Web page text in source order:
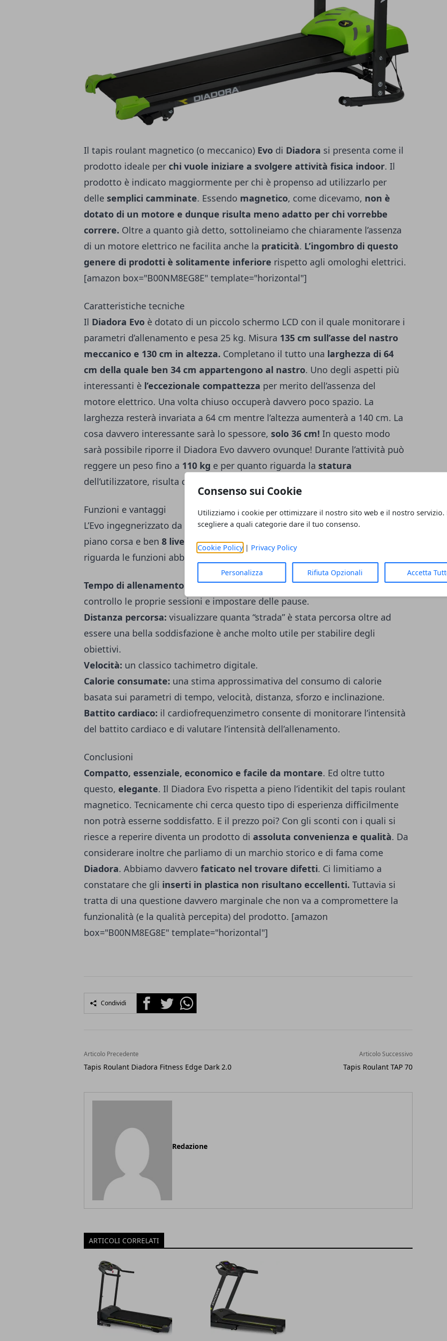
Consenso sui Cookie
Utilizziamo i cookie per ottimizzare il nostro sito web e il nostro servizio.
scegliere a quali categorie dare il tuo consenso.
Cookie Policy| Privacy Policy
Personalizza Rifiuta Opzionali Accetta
Il tapis roulant magnetico (o meccanico) Evo di Diadora si presenta come il
prodotto ideale per chi vuole iniziare a svolgere attività fisica indoor. Il
prodotto è indicato maggiormente per chi è propenso ad utilizzarlo per
delle semplici camminate. Essendo magnetico, come dicevamo, non è
dotato di un motore e dunque risulta meno adatto per chi vorrebbe
correre. Oltre a quanto già detto, sottolineiamo che chiaramente l’assenza
di un motore elettrico ne facilita anche la praticità. L’ingombro di questo
genere di prodotti è solitamente inferiore rispetto agli omologhi elettrici.
[amazon box="B00NM8EG8E" template="horizontal"]
Caratteristiche tecniche
Il Diadora Evo è dotato di un piccolo schermo LCD con il quale monitorare i
parametri d’allenamento e pesa 25 kg. Misura 135 cm sull’asse del nastro
meccanico e 130 cm in altezza. Completano il tutto una larghezza di 64
cm della quale ben 34 cm appartengono al nastro. Uno degli aspetti più
interessanti è l’eccezionale compattezza per merito dell’assenza del
motore elettrico. Una volta chiuso occuperà davvero poco spazio. La
larghezza resterà invariata a 64 cm mentre l’altezza aumenterà a 140 cm. La
cosa davvero interessante sarà lo spessore, solo 36 cm! In questo modo
sarà possibile riporre il Diadora Evo davvero ovunque! Durante l’attività può
reggere un peso fino a 110 kg e per quanto riguarda la statura
dell’utilizzatore, risulta comodo almeno
Funzioni e vantaggi
L’Evo ingegnerizzato da Diadora possiede3 diversi livelli di inclinazione del
piano corsa e ben 8 livelli di sforzo, regolabili manualmente.
riguarda le funzioni abbiamo:
Tempo di allenamento:
un comodo timer con il quale tenere sotto
controllo le proprie sessioni e impostare delle pause.
Distanza percorsa: visualizzare quanta “strada” è stata percorsa oltre ad
essere una bella soddisfazione è anche molto utile per stabilire degli
obiettivi.
Velocità: un classico tachimetro digitale.
Calorie consumate: una stima approssimativa del consumo di calorie
basata sui parametri di tempo, velocità, distanza, sforzo e inclinazione.
Battito cardiaco: il cardiofrequenzimetro consente di monitorare l’intensità
del battito cardiaco e di valutare l’intensità dell’allenamento.
Conclusioni
Compatto, essenziale, economico e facile da montare. Ed oltre tutto
questo, elegante. Il Diadora Evo rispetta a pieno l’identikit del tapis roulant
magnetico. Tecnicamente chi cerca questo tipo di esperienza difficilmente
non potrà esserne soddisfatto. E il prezzo poi? Con gli sconti con i quali si
riesce a reperire diventa un prodotto di assoluta convenienza e qualità. Da
considerare inoltre che parliamo di un marchio storico e di fama come
Diadora. Abbiamo davvero faticato nel trovare difetti. Ci limitiamo a
constatare che gli inserti in plastica non risultano eccellenti. Tuttavia si
tratta di una questione davvero marginale che non va a compromettere la
funzionalità (e la qualità percepita) del prodotto. [amazon
box="B00NM8EG8E" template="horizontal"]
Condividi FacebookTwitterWhatsapp
Articolo Precedente
Tapis Roulant Diadora Fitness Edge Dark 2.0
Articolo Successivo
Tapis Roulant TAP 70
Redazione
ARTICOLI CORRELATI